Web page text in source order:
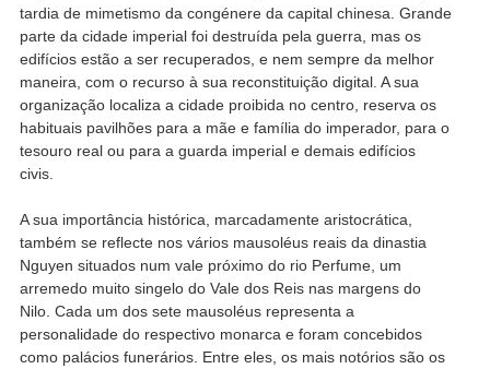
tardia de mimetismo da congénere da capital chinesa. Grande
parte da cidade imperial foi destruída pela guerra, mas os
edifícios estão a ser recuperados, e nem sempre da melhor
maneira, com o recurso à sua reconstituição digital. A sua
organização localiza a cidade proibida no centro, reserva os
habituais pavilhões para a mãe e família do imperador, para o
tesouro real ou para a guarda imperial e demais edifícios
civis.
A sua importância histórica, marcadamente aristocrática,
também se reflecte nos vários mausoléus reais da dinastia
Nguyen situados num vale próximo do rio Perfume, um
arremedo muito singelo do Vale dos Reis nas margens do
Nilo. Cada um dos sete mausoléus representa a
personalidade do respectivo monarca e foram concebidos
como palácios funerários. Entre eles, os mais notórios são os